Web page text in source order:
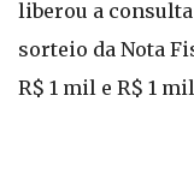
liberou a
sorteio da Nota
R$ 1 mil e R$ 1